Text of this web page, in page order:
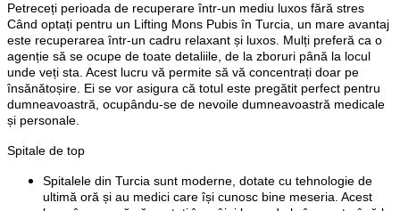
Petreceți perioada de recuperare într-un mediu luxos fără stres
Când optați pentru un Lifting Mons Pubis în Turcia, un mare avantaj
este recuperarea într-un cadru relaxant și luxos. Mulți preferă ca o
agenție să se ocupe de toate detaliile, de la zboruri până la locul
unde veți sta. Acest lucru vă permite să vă concentrați doar pe
însănătoșire. Ei se vor asigura că totul este pregătit perfect pentru
dumneavoastră, ocupându-se de nevoile dumneavoastră medicale
și personale.
Spitale de top
Spitalele din Turcia sunt moderne, dotate cu tehnologie de
ultimă oră și au medici care își cunosc bine meseria. Acest